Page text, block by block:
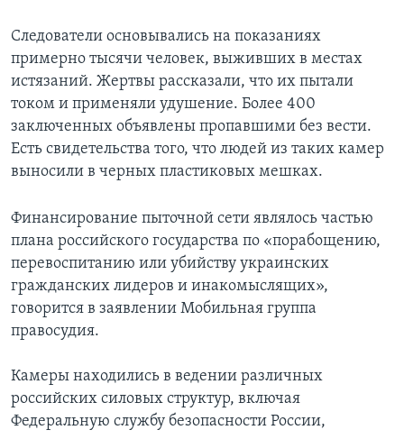
Следователи основывались на показаниях
примерно тысячи человек, выживших в местах
истязаний. Жертвы рассказали, что их пытали
током и применяли удушение. Более 400
заключенных объявлены пропавшими без вести.
Есть свидетельства того, что людей из таких камер
выносили в черных пластиковых мешках.
Финансирование пыточной сети являлось частью
плана российского государства по «порабощению,
перевоспитанию или убийству украинских
гражданских лидеров и инакомыслящих»,
говорится в заявлении Мобильная группа
правосудия.
Камеры находились в ведении различных
российских силовых структур, включая
Федеральную службу безопасности России,